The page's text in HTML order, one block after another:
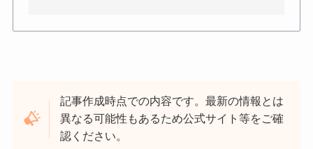
記事作成時点での内容です。最新の情報とは
異なる可能性もあるため公式サイト等をご確
認ください。